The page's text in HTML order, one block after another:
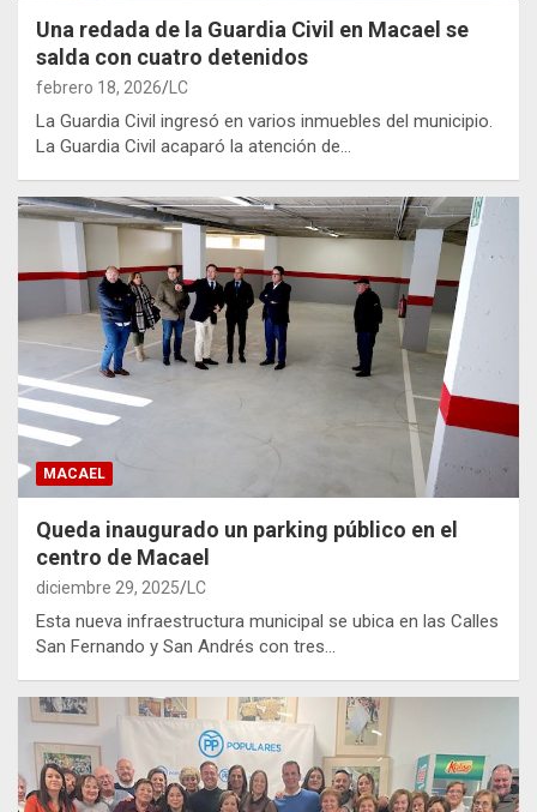
Una redada de la Guardia Civil en Macael se
salda con cuatro detenidos
febrero 18, 2026 LC
La Guardia Civil ingresó en varios inmuebles del municipio.
La Guardia Civil acaparó la atención de…
MACAEL
Queda inaugurado un parking público en el
centro de Macael
diciembre 29, 2025 LC
Esta nueva infraestructura municipal se ubica en las Calles
San Fernando y San Andrés con tres…